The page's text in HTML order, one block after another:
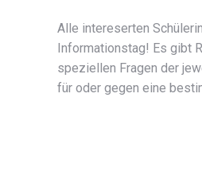
Alle intereserten
Informationstag! Es gibt
speziellen Fragen der
für oder gegen eine